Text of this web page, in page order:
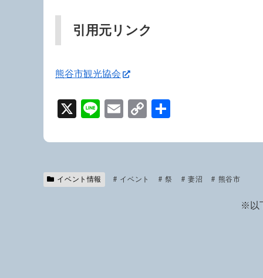
引用元リンク
熊谷市観光協会
X
Li
e
E
ail
C
p
Li
イベント情報 イベント 祭 妻沼 熊谷市
※以